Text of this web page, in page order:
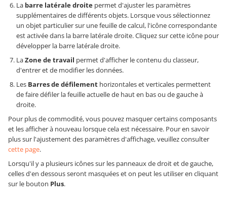
La barre latérale droite permet d'ajuster les paramètres
supplémentaires de différents objets. Lorsque vous sélectionnez
un objet particulier sur une feuille de calcul, l'icône correspondante
est activée dans la barre latérale droite. Cliquez sur cette icône pour
développer la barre latérale droite.
LaZone de travail permet d'afficher le contenu du classeur,
d'entrer et de modifier les données.
Les Barres de défilement horizontales et verticales permettent
de faire défiler la feuille actuelle de haut en bas ou de gauche à
droite.
Pour plus de commodité, vous pouvez masquer certains composants
et les afficher à nouveau lorsque cela est nécessaire. Pour en savoir
plus sur l'ajustement des paramètres d'affichage, veuillez consulter
cette page.
Lorsqu'il y a plusieurs icônes sur les panneaux de droit et de gauche,
celles d'en dessous seront masquées et on peut les utiliser en cliquant
sur le bouton Plus.